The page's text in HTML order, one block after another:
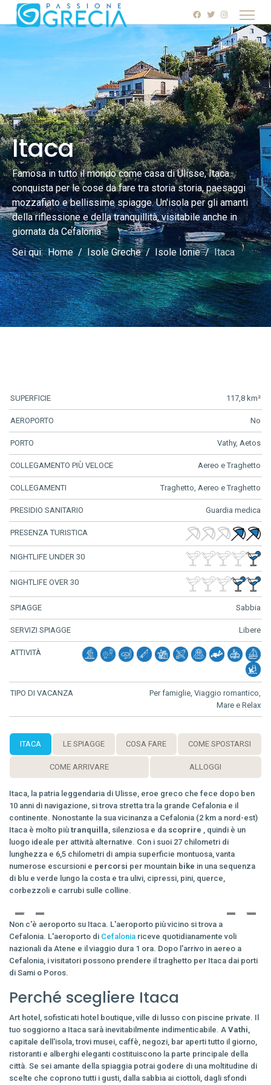
Itaca
Famosa in tutto il mondo come casa di Ulisse, Itaca
conquista per le cose da fare tra storia storia, paesaggi
mozzafiato e bellissime spiagge. Un'isola per gli amanti
della riflessione e della tranquillità, visitabile anche in
giornata da Cefalonia
Sei qui:Home Isole Greche Isole Ionie Itaca
SUPERFICIE 117,8 km²
AEROPORTO No
PORTO Vathy, Aetos
COLLEGAMENTO PIÙ VELOCE Aereo e Traghetto
COLLEGAMENTI Traghetto, Aereo e Traghetto
PRESIDIO SANITARIO Guardia medica
PRESENZA TURISTICA
NIGHTLIFE UNDER 30
NIGHTLIFE OVER 30
SPIAGGE Sabbia
SERVIZI SPIAGGE Libere
ATTIVITÀ
TIPO DI VACANZA
Per famiglie, Viaggio romantico,
Mare e Relax
ITACA LE SPIAGGE COSA FARE COME SPOSTARSI
COME ARRIVARE ALLOGGI
Itaca, la patria leggendaria di Ulisse, eroe greco che fece dopo ben
10 anni di navigazione, si trova stretta tra la grande Cefalonia e il
continente. Nonostante la sua vicinanza a Cefalonia (2 km a nord-est)
Itaca è molto più tranquilla , silenziosa e da scoprire , quindi è un
luogo ideale per attività alternative. Con i suoi 27 chilometri di
lunghezza e 6,5 chilometri di ampia superficie montuosa, vanta
numerose escursioni e percorsi per mountain bike in una sequenza
di blu e verde lungo la costa e tra ulivi, cipressi, pini, querce,
corbezzoli e carrubi sulle colline.
Non c'è aeroporto su Itaca. L'aeroporto più vicino si trova a
Cefalonia. L'aeroporto di Cefalonia riceve quotidianamente voli
nazionali da Atene e il viaggio dura 1 ora. Dopo l'arrivo in aereo a
Cefalonia, i visitatori possono prendere il traghetto per Itaca dai porti
di Sami o Poros.
Perché scegliere Itaca
Art hotel, sofisticati hotel boutique, ville di lusso con piscine private. Il
tuo soggiorno a Itaca sarà inevitabilmente indimenticabile. A Vathi
capitale dell'isola, trovi musei, caffè, negozi, bar aperti tutto il giorno,
ristoranti e alberghi eleganti costituiscono la parte principale della
città. Se sei amante della spiaggia potrai godere di una moltitudine di
scelte che coprono tutti i gusti, dalla sabbia ai ciottoli, dagli sfondi